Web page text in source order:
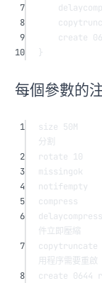
7
8
9
create
10
}
每個參數的
1
size 50M
分割
2
rotate 10
3
missingok
4
notifempty
5
compress
6
件立即壓縮
7
copytruncate
用程序需要重啟
8
create 0644